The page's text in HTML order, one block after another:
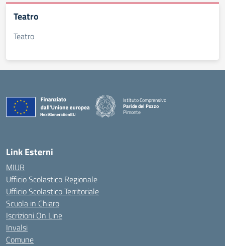
Teatro
Teatro
Istituto Comprensivo
Paride del Pozzo
Pimonte
Link Esterni
MIUR
Ufficio Scolastico Regionale
Ufficio Scolastico Territoriale
Scuola in Chiaro
Iscrizioni On Line
Invalsi
Comune